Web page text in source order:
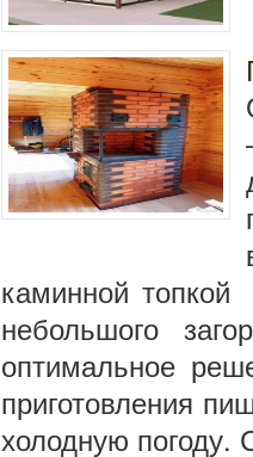
каминной топкой
небольшого
оптимальное
приготовления
холодную